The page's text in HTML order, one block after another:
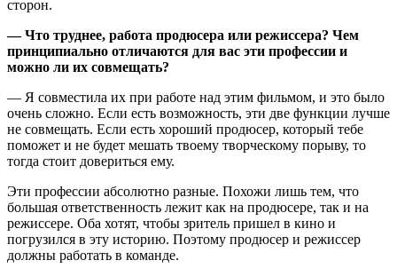
сторон.
— Что труднее, работа продюсера или режиссера? Чем
принципиально отличаются для вас эти профессии и
можно ли их совмещать?
— Я совместила их при работе над этим фильмом, и это было
очень сложно. Если есть возможность, эти две функции лучше
не совмещать. Если есть хороший продюсер, который тебе
поможет и не будет мешать твоему творческому порыву, то
тогда стоит довериться ему.
Эти профессии абсолютно разные. Похожи лишь тем, что
большая ответственность лежит как на продюсере, так и на
режиссере. Оба хотят, чтобы зритель пришел в кино и
погрузился в эту историю. Поэтому продюсер и режиссер
должны работать в команде.